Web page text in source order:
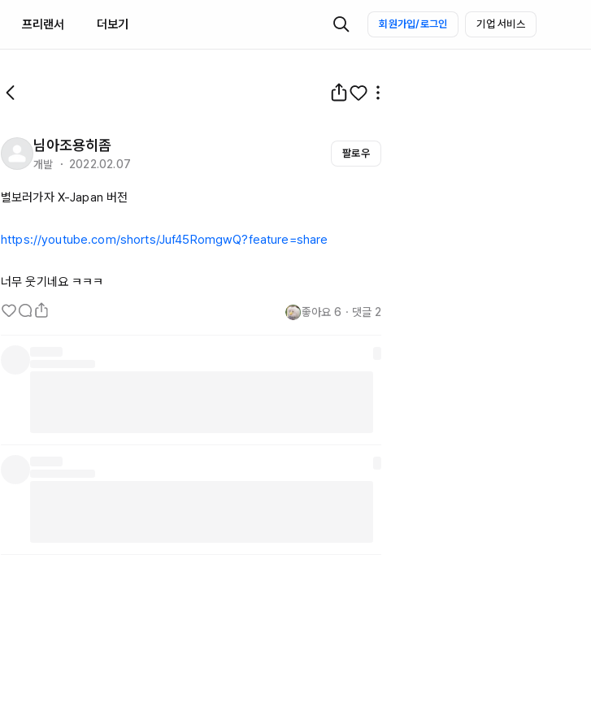
프리랜서 더보기 회원가입/로그인 기업 서비스
님아조용히좀
개발 ・ 2022.02.07
팔로우
별보러가자 X-Japan 버전
https://youtube.com/shorts/Juf45RomgwQ?feature=share
너무 웃기네요 ㅋㅋㅋ
좋아요 6 ・ 댓글 2